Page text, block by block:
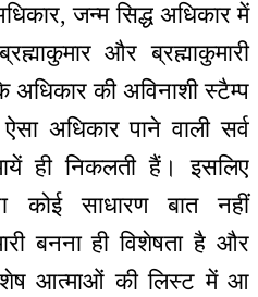
जन्म सिद्ध अधिकार में
और ब्रह्माकुमारी
अधिकार की अविनाशी स्टैम्प
अधिकार पाने वाली सर्व
ही निकलती हैं। इसलिए
कोई साधारण बात नहीं
बनना ही विशेषता है और
आत्माओं की लिस्ट में आ